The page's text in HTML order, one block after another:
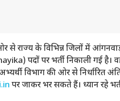
से राज्य के विभिन्न जिलों में
पदों पर भर्ती निकाली गई है।
अभ्यर्थी विभाग की ओर से
पर जाकर भर सकते हैं। ध्यान रहे